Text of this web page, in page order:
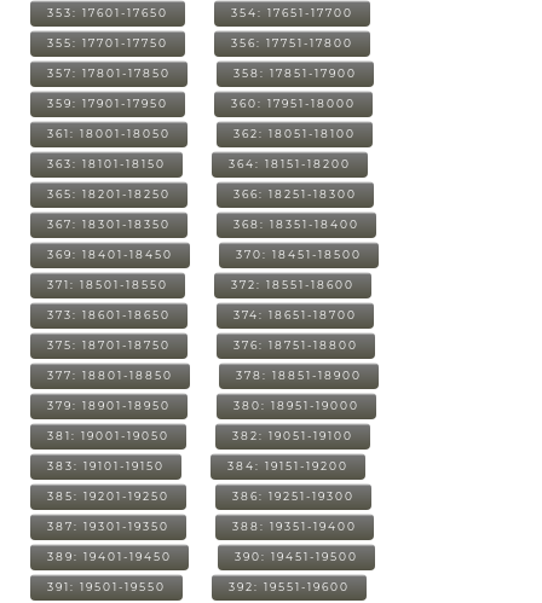
353: 17601-17650 354: 17651-17700
355: 17701-17750 356: 17751-17800
357: 17801-17850 358: 17851-17900
359: 17901-17950 360: 17951-18000
361: 18001-18050 362: 18051-18100
363: 18101-18150 364: 18151-18200
365: 18201-18250 366: 18251-18300
367: 18301-18350 368: 18351-18400
369: 18401-18450 370: 18451-18500
371: 18501-18550 372: 18551-18600
373: 18601-18650 374: 18651-18700
375: 18701-18750 376: 18751-18800
377: 18801-18850 378: 18851-18900
379: 18901-18950 380: 18951-19000
381: 19001-19050 382: 19051-19100
383: 19101-19150 384: 19151-19200
385: 19201-19250 386: 19251-19300
387: 19301-19350 388: 19351-19400
389: 19401-19450 390: 19451-19500
391: 19501-19550 392: 19551-19600